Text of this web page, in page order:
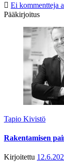
Ei kommentteja
Pääkirjoitus
Tapio Kivistö
Rakentamisen
Kirjoitettu